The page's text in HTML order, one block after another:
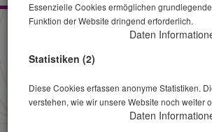
Essenzielle Cookies ermöglichen
Funktion der Website dringend erforderlich.
Daten
Statistiken (2)
Diese Cookies erfassen anonyme Statistiken.
verstehen, wie wir unsere Website noch weiter
Daten